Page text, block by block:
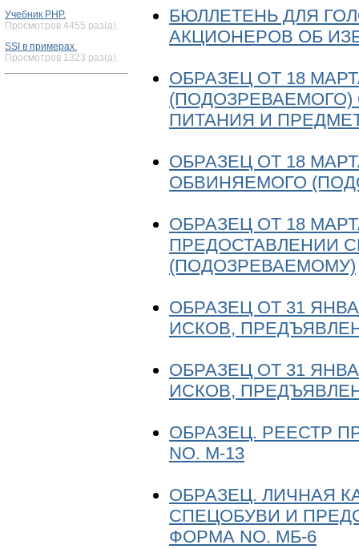
Учебник PHP.
Просмотров 4455 раз(а).
SSI в примерах.
Просмотров 1323 раз(а).
БЮЛЛЕТЕНЬ ДЛЯ
АКЦИОНЕРОВ ОБ
ОБРАЗЕЦ ОТ 18
ПИТАНИЯ И
ОБРАЗЕЦ ОТ 18
ОБВИНЯЕМОГО
ОБРАЗЕЦ ОТ 18
ПРЕДОСТАВЛЕНИИ
(ПОДОЗРЕВАЕМОМУ)
ОБРАЗЕЦ ОТ 31
ИСКОВ,
ОБРАЗЕЦ ОТ 31
ИСКОВ,
ОБРАЗЕЦ. РЕЕСТР
NО. М-13
ОБРАЗЕЦ. ЛИЧНАЯ
СПЕЦОБУВИ И
ФОРМА NО. МБ-6